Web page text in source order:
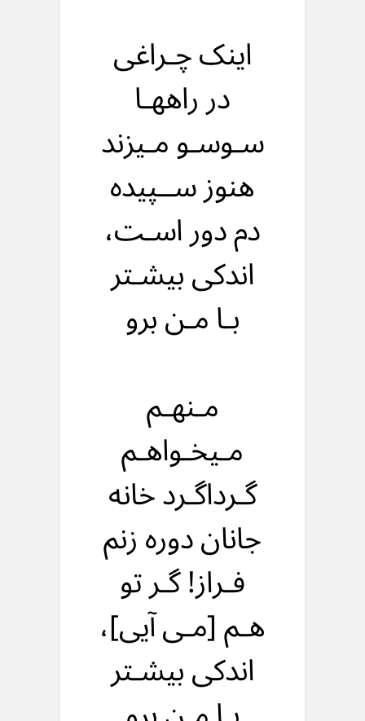
اینک چـراغی
در راههـا
سـوسـو مـیزند
هنوز ســپیده
دم دور اسـت،
اندکی بیشـتر
بـا مـن برو
مـنهـم
مـیخـواهـم
گـرداگـرد خانه
جانان دوره زنم
فـراز! گـر تو
هـم [مـی آیی]،
اندکی بیشـتر